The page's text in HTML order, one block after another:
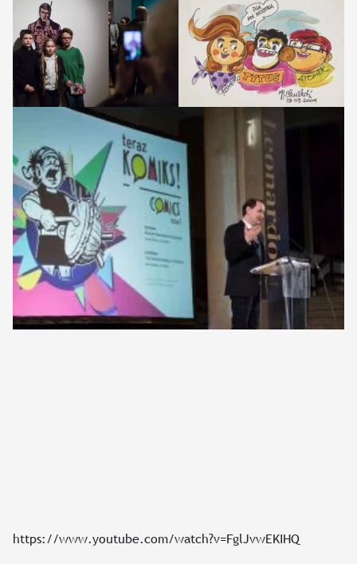
https://www.youtube.com/watch?v=FglJvwEKIHQ